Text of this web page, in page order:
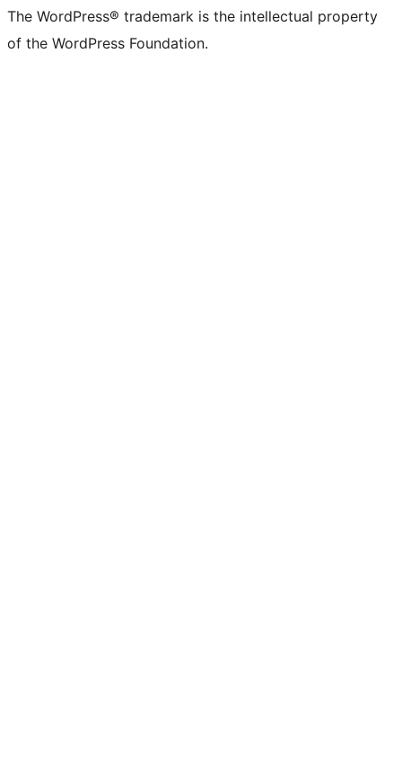
The WordPress® trademark is the intellectual property
of the WordPress Foundation.